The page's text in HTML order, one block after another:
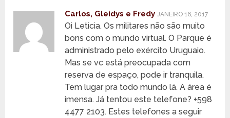
Carlos, Gleidys e Fredy JANEIRO 16, 2017
Oi Leticia. Os militares não são muito
bons com o mundo virtual. O Parque é
administrado pelo exército Uruguaio.
Mas se vc está preocupada com
reserva de espaço, pode ir tranquila.
Tem lugar pra todo mundo lá. A área é
imensa. Já tentou este telefone? +598
4477 2103. Estes telefones a seguir